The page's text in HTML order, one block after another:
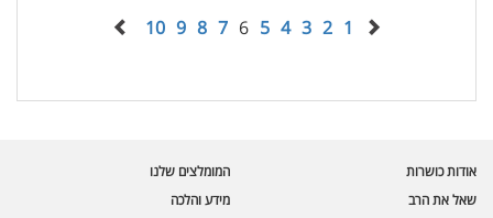
1
2
3
4
5
6
7
8
9
10
אודות כושרות
שאל את הרב
המומלצים שלנו
מידע והלכה
🪲 בדיקת חרקים